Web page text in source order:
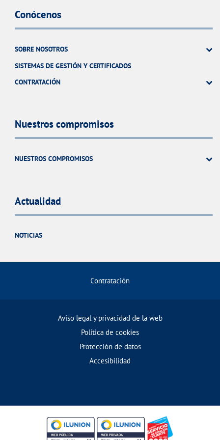
Conócenos
SOBRE NOSOTROS
SISTEMAS DE GESTIÓN Y CERTIFICADOS
CONTRATACIÓN
Nuestros compromisos
NUESTROS COMPROMISOS
Actualidad
NOTICIAS
Contratación
Aviso legal y privacidad de la web
Política de cookies
Protección de datos
Accesibilidad